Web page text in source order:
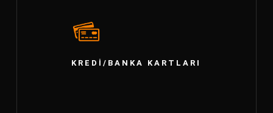
KREDI/BANKA KARTLARI